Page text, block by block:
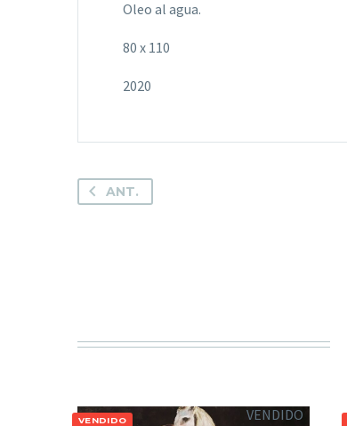
Oleo al agua.
80 x 110
2020
ANT.
VENDIDO VENDIDO